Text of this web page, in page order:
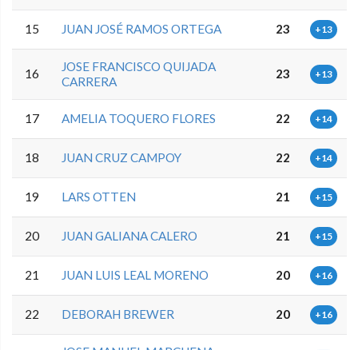
15 JUAN JOSÉ RAMOS ORTEGA 23 +13
16
JOSE FRANCISCO QUIJADA
CARRERA
23 +13
17 AMELIA TOQUERO FLORES 22 +14
18 JUAN CRUZ CAMPOY 22 +14
19 LARS OTTEN 21 +15
20 JUAN GALIANA CALERO 21 +15
21 JUAN LUIS LEAL MORENO 20 +16
22 DEBORAH BREWER 20 +16